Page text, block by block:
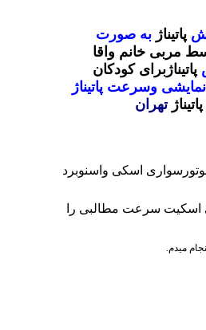
پاتيناژ به صورت
مربی خانم واقا
پاتيناژ برای کودکان
وسرعت پاتيناژ
پاتيناژ تهران
اسکی واسنوبرد
اسکیت سرعت مطالبی را
میدم.